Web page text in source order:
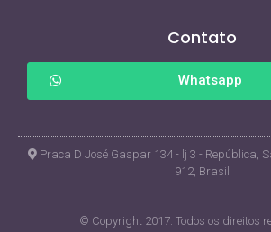
Contato
Whatsapp
Praca D José Gaspar 134 - lj 3 - República,
912, Brasil
© Copyright 2017. Todos os direitos